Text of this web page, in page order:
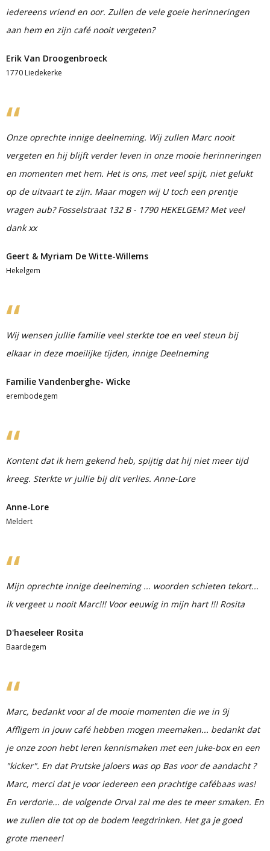
iedereens vriend en oor. Zullen de vele goeie herinneringen
aan hem en zijn café nooit vergeten?
Erik Van Droogenbroeck
1770 Liedekerke
Onze oprechte innige deelneming. Wij zullen Marc nooit
vergeten en hij blijft verder leven in onze mooie herinneringen
en momenten met hem. Het is ons, met veel spijt, niet gelukt
op de uitvaart te zijn. Maar mogen wij U toch een prentje
vragen aub? Fosselstraat 132 B - 1790 HEKELGEM? Met veel
dank xx
Geert & Myriam De Witte-Willems
Hekelgem
Wij wensen jullie familie veel sterkte toe en veel steun bij
elkaar in deze moeilijke tijden, innige Deelneming
Familie Vandenberghe- Wicke
erembodegem
Kontent dat ik hem gekend heb, spijtig dat hij niet meer tijd
kreeg. Sterkte vr jullie bij dit verlies. Anne-Lore
Anne-Lore
Meldert
Mijn oprechte innige deelneming ... woorden schieten tekort...
ik vergeet u nooit Marc!!! Voor eeuwig in mijn hart !!! Rosita
D'haeseleer Rosita
Baardegem
Marc, bedankt voor al de mooie momenten die we in 9j
Affligem in jouw café hebben mogen meemaken... bedankt dat
je onze zoon hebt leren kennismaken met een juke-box en een
"kicker". En dat Prutske jaloers was op Bas voor de aandacht ?
Marc, merci dat je voor iedereen een prachtige cafébaas was!
En verdorie... de volgende Orval zal me des te meer smaken. En
we zullen die tot op de bodem leegdrinken. Het ga je goed
grote meneer!